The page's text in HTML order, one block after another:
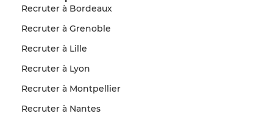
Recruter à Bordeaux
Recruter à Grenoble
Recruter à Lille
Recruter à Lyon
Recruter à Montpellier
Recruter à Nantes